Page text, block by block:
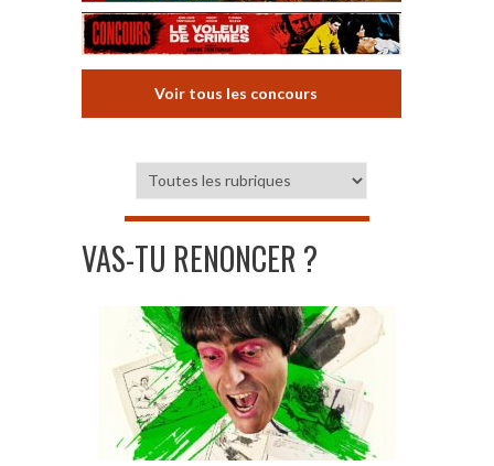
Voir tous les concours
VAS-TU RENONCER ?